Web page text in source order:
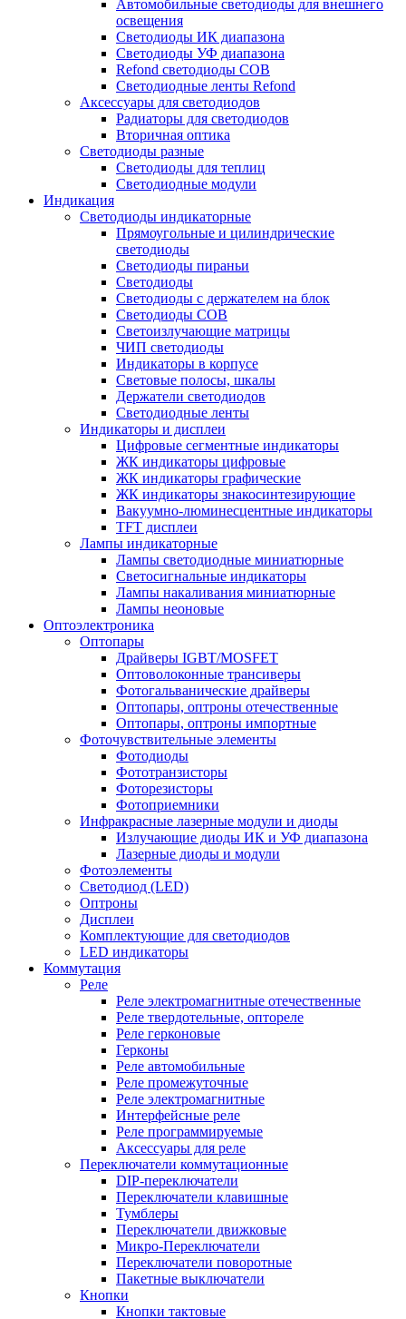
Автомобильные светодиоды для внешнего
освещения
Светодиоды ИК диапазона
Светодиоды УФ диапазона
Refond светодиоды COB
Светодиодные ленты Refond
Аксессуары для светодиодов
Радиаторы для светодиодов
Вторичная оптика
Светодиоды разные
Светодиоды для теплиц
Светодиодные модули
Индикация
Светодиоды индикаторные
Прямоугольные и цилиндрические
светодиоды
Светодиоды пираньи
Светодиоды
Светодиоды с держателем на блок
Светодиоды COB
Светоизлучающие матрицы
ЧИП светодиоды
Индикаторы в корпусе
Световые полосы, шкалы
Держатели светодиодов
Светодиодные ленты
Индикаторы и дисплеи
Цифровые сегментные индикаторы
ЖК индикаторы цифровые
ЖК индикаторы графические
ЖК индикаторы знакосинтезирующие
Вакуумно-люминесцентные индикаторы
TFT дисплеи
Лампы индикаторные
Лампы светодиодные миниатюрные
Светосигнальные индикаторы
Лампы накаливания миниатюрные
Лампы неоновые
Оптоэлектроника
Оптопары
Драйверы IGBT/MOSFET
Оптоволоконные трансиверы
Фотогальванические драйверы
Оптопары, оптроны отечественные
Оптопары, оптроны импортные
Фоточувствительные элементы
Фотодиоды
Фототранзисторы
Фоторезисторы
Фотоприемники
Инфракрасные лазерные модули и диоды
Излучающие диоды ИК и УФ диапазона
Лазерные диоды и модули
Фотоэлементы
Светодиод (LED)
Оптроны
Дисплеи
Комплектующие для светодиодов
LED индикаторы
Коммутация
Реле
Реле электромагнитные отечественные
Реле твердотельные, оптореле
Реле герконовые
Герконы
Реле автомобильные
Реле промежуточные
Реле электромагнитные
Интерфейсные реле
Реле программируемые
Аксессуары для реле
Переключатели коммутационные
DIP-переключатели
Переключатели клавишные
Тумблеры
Переключатели движковые
Микро-Переключатели
Переключатели поворотные
Пакетные выключатели
Кнопки
Кнопки тактовые